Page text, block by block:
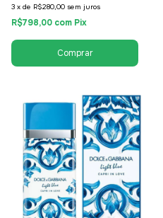
3 x de R$280,00 sem juros
R$798,00 com Pix